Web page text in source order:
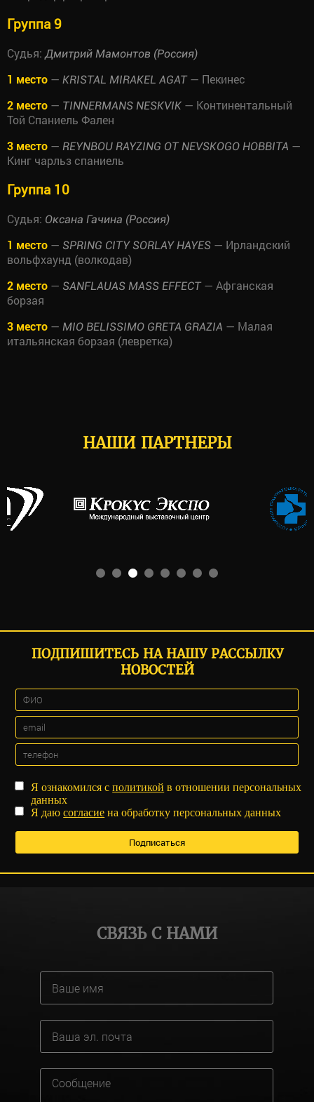
Группа 9
Судья: Дмитрий Мамонтов (Россия)
1 место — KRISTAL MIRAKEL AGAT— Пекинес
2 место — TINNERMANS NESKVIK — Континентальный
Той Спаниель Фален
3 место — REYNBOU RAYZING OT NEVSKOGO HOBBITA —
Кинг чарльз спаниель
Группа 10
Судья: Оксана Гачина (Россия)
1 место — SPRING CITY SORLAY HAYES — Ирландский
вольфхаунд (волкодав)
2 место — SANFLAUAS MASS EFFECT — Афганская
борзая
3 место — MIO BELISSIMO GRETA GRAZIA — Малая
итальянская борзая (левретка)
НАШИ ПАРТНЕРЫ
ПОДПИШИТЕСЬ НА НАШУ РАССЫЛКУ
НОВОСТЕЙ
Я ознакомился сполитикой в отношении персональных
данных
Я даюсогласие на обработку персональных данных
СВЯЗЬ С НАМИ